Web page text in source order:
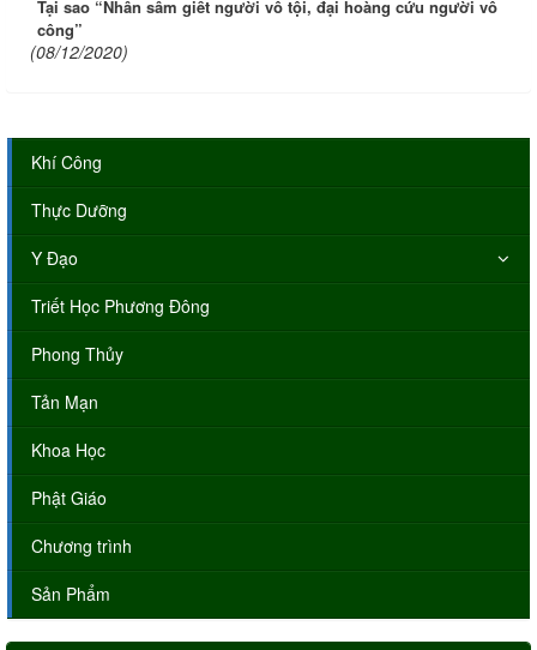
Tại sao “Nhân sâm giết người vô tội, đại hoàng cứu người vô
công”
(08/12/2020)
Khí Công
Thực Dưỡng
Y Đạo
Triết Học Phương Đông
Phong Thủy
Tản Mạn
Khoa Học
Phật Giáo
Chương trình
Sản Phẩm